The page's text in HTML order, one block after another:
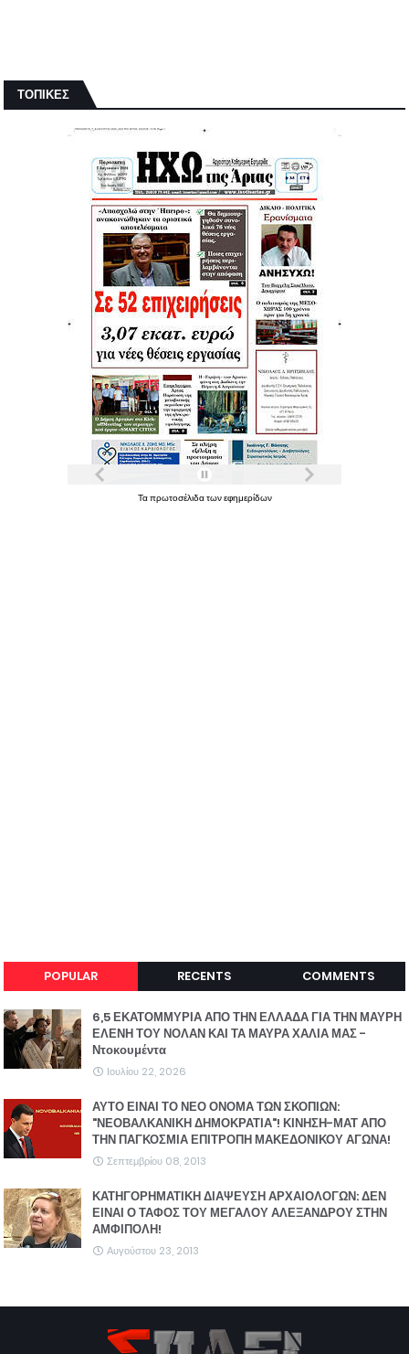
ΤΟΠΙΚΕΣ
Ταπρωτοσέλιδατωνεφημερίδων
POPULAR RECENTS COMMENTS
6,5 ΕΚΑΤΟΜΜΥΡΙΑ ΑΠΟ ΤΗΝ ΕΛΛΑΔΑ ΓΙΑ ΤΗΝ ΜΑΥΡΗ
ΕΛΕΝΗ ΤΟΥ ΝΟΛΑΝ ΚΑΙ ΤΑ ΜΑΥΡΑ ΧΑΛΙΑ ΜΑΣ -
Ντοκουμέντα
Ιουλίου 22, 2026
ΑΥΤΟ ΕΙΝΑΙ ΤΟ ΝΕΟ ΟΝΟΜΑ ΤΩΝ ΣΚΟΠΙΩΝ:
"ΝΕΟΒΑΛΚΑΝΙΚΗ ΔΗΜΟΚΡΑΤΙΑ"! ΚΙΝΗΣΗ-ΜΑΤ ΑΠΟ
ΤΗΝ ΠΑΓΚΟΣΜΙΑ ΕΠΙΤΡΟΠΗ ΜΑΚΕΔΟΝΙΚΟΥ ΑΓΩΝΑ!
Σεπτεμβρίου 08, 2013
ΚΑΤΗΓΟΡΗΜΑΤΙΚΗ ΔΙΑΨΕΥΣΗ ΑΡΧΑΙΟΛΟΓΩΝ: ΔΕΝ
ΕΙΝΑΙ Ο ΤΑΦΟΣ ΤΟΥ ΜΕΓΑΛΟΥ ΑΛΕΞΑΝΔΡΟΥ ΣΤΗΝ
ΑΜΦΙΠΟΛΗ!
Αυγούστου 23, 2013